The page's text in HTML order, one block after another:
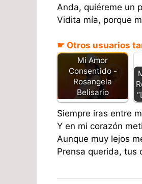
Anda, quiéreme un
Vidita mía, porque
☛ Otros usuarios
Mi Amor
Consentido -
Rosangela
Belisario
Siempre iras entre
Y en mi corazón
Aunque muy lejos
Prensa querida, tus